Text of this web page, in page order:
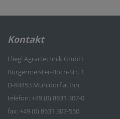
Kontakt
Fliegl Agrartechnik GmbH
Bürgermeister-Boch-Str. 1
D-84453 Mühldorf a. Inn
telefon: +49 (0) 8631 307-0
fax: +49 (0) 8631 307-550